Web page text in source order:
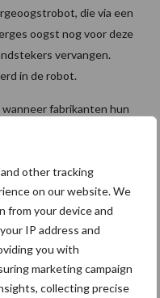
other tracking
on our website. We
from your device and
IP address and
you with
marketing campaign
collecting precise
die via een
oogst nog voor deze
vervangen.
in de robot.
fabrikanten hun
MTA aan
de aspergeoogstrobot.
en kon
40 procent omlaag. “Het
bij de ontwikkeling van
stelt commercieel